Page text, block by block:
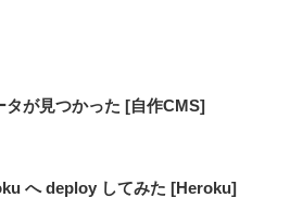
タが見つかった [自作CMS]
へ deploy してみた [Heroku]